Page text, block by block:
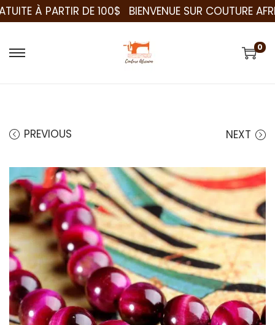
DE 100$ BIENVENUE SUR COUTURE AFRICAINE
0
PREVIOUS NEXT